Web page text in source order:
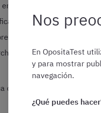
Excel (suma, promedio,
de gráficos
configuración de
contraseñas y
conocimientos teóricos
Nos
En OpositaTest
y para mostrar
navegación.
¿Qué puedes